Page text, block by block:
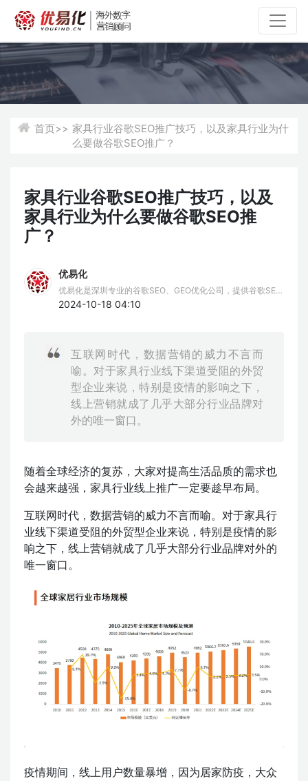
首页>> 家具行业谷歌SEO推广技巧，以及家具行业为什
么要做谷歌SEO推广？
家具行业谷歌SEO推广技巧，以及
家具行业为什么要做谷歌SEO推
广？
优易化
优易化是深圳专业的谷歌SEO、GEO优化公司，提供谷歌SEO
推广、谷歌排名优化、GEO服务。我们擅长谷歌SEO挖词策
2024-10-18 04:10
互联网时代，数据营销的威力不言而
喻。对于家具行业线下渠道受阻的外贸
型企业来说，特别是疫情的影响之下，
线上营销就成了几乎大部分行业品牌对
外的唯一窗口。
随着全球经济的复苏，大家对提高生活品质的需求也
会越来越强，家具行业线上推广一定要趁早布局。
互联网时代，数据营销的威力不言而喻。对于家具行
业线下渠道受阻的外贸型企业来说，特别是疫情的影
响之下，线上营销就成了几乎大部分行业品牌对外的
唯一窗口。
疫情期间，线上用户数量暴增，因为居家防疫，大众